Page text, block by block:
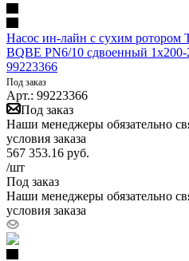
Насос ин-лайн с сухим ротором
BQBE PN6/10 сдвоенный
99223366
Под заказ
Арт.: 99223366
Под заказ
Наши менеджеры обязательно
условия заказа
567 353.16 руб.
/шт
Под заказ
Наши менеджеры обязательно
условия заказа